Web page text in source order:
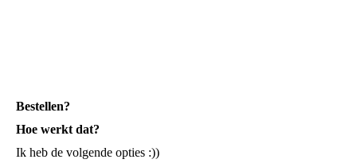
Bestellen?
Hoe werkt dat?
Ik heb de volgende opties :))